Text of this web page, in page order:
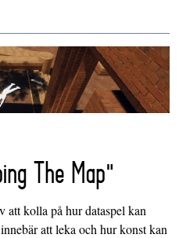
The Map"
att kolla på hur dataspel kan
att leka och hur konst kan